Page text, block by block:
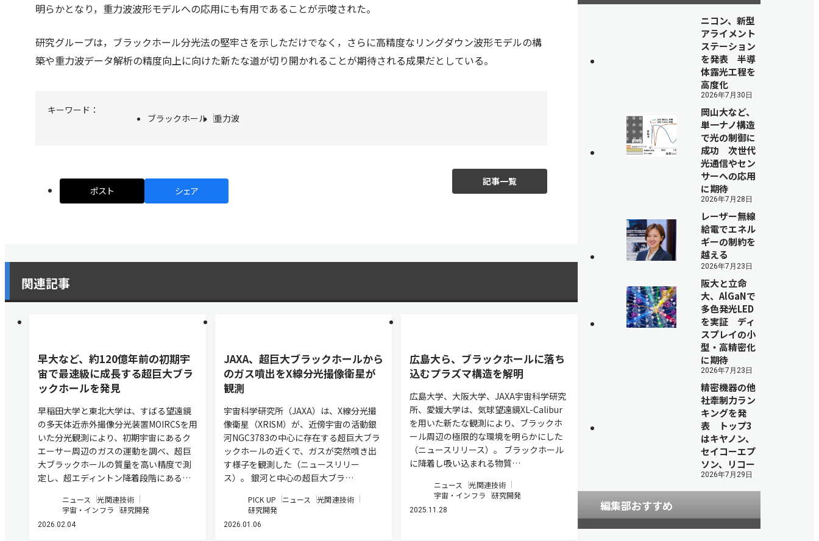
明らかとなり，重力波波形モデルへの応用にも有用であることが示唆された。
研究グループは，ブラックホール分光法の堅牢さを示しただけでなく，さらに高精度なリングダウン波形モデルの構
築や重力波データ解析の精度向上に向けた新たな道が切り開かれることが期待される成果だとしている。
キーワード：
ブラックホール 重力波
ポスト シェア
記事一覧
関連記事
早大など、約120億年前の初期宇
宙で最速級に成長する超巨大ブラ
ックホールを発見
早稲田大学と東北大学は、すばる望遠鏡
の多天体近赤外撮像分光装置MOIRCSを用
いた分光観測により、初期宇宙にあるク
エーサー周辺のガスの運動を調べ、超巨
大ブラックホールの質量を高い精度で測
定し、超エディントン降着段階にある…
ニュース
光関連技術
宇宙・インフラ
研究開発
2026.02.04
JAXA、超巨大ブラックホールから
のガス噴出をX線分光撮像衛星が
観測
宇宙科学研究所（JAXA）は、X線分光撮
像衛星（XRISM）が、近傍宇宙の活動銀
河NGC3783の中心に存在する超巨大ブラ
ックホールの近くで、ガスが突然噴き出
す様子を観測した（ニュースリリー
ス）。 銀河と中心の超巨大ブラ…
PICK UP ニュース
光関連技術
研究開発
2026.01.06
広島大ら、ブラックホールに落ち
込むプラズマ構造を解明
広島大学、大阪大学、JAXA宇宙科学研究
所、愛媛大学は、気球望遠鏡XL-Calibur
を用いた新たな観測により、ブラックホ
ール周辺の極限的な環境を明らかにした
（ニュースリリース）。 ブラックホール
に降着し吸い込まれる物質…
ニュース
光関連技術
宇宙・インフラ
研究開発
2025.11.28
ニコン、新型
アライメント
ステーション
を発表 半導
体露光工程を
高度化
2026年7月30日
岡山大など、
単一ナノ構造
で光の制御に
成功 次世代
光通信やセン
サーへの応用
に期待
2026年7月28日
レーザー無線
給電でエネル
ギーの制約を
越える
2026年7月23日
阪大と立命
大、AlGaNで
多色発光LED
を実証 ディ
スプレイの小
型・高精密化
に期待
2026年7月23日
精密機器の他
社牽制力ラン
キングを発
表 トップ3
はキヤノン、
セイコーエプ
ソン、リコー
2026年7月29日
編集部おすすめ